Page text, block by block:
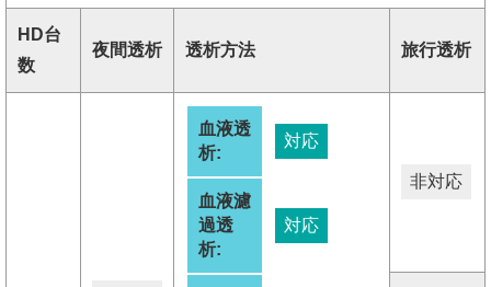
HD台
数
夜間透析 透析方法 旅行透析
血液透
析:
対応
血液濾
過透
析:
対応
非対応